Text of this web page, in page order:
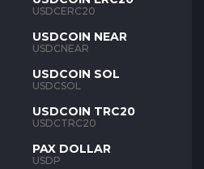
USDCERC20
USDCOIN NEAR
USDCNEAR
USDCOIN SOL
USDCSOL
USDCOIN TRC20
USDCTRC20
PAX DOLLAR
USDP